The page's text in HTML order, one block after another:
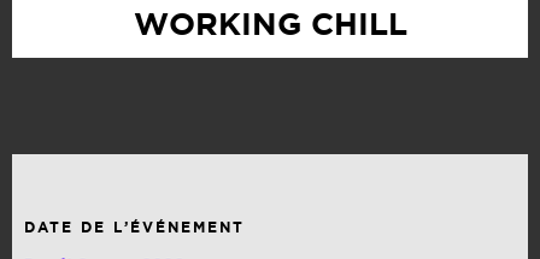
WORKING CHILL
DATE DE L’ÉVÉNEMENT